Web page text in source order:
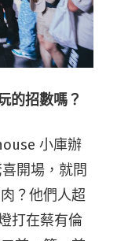
的招數嗎？
小庫辦
開場，就問
？他們人超
打在蔡有倫